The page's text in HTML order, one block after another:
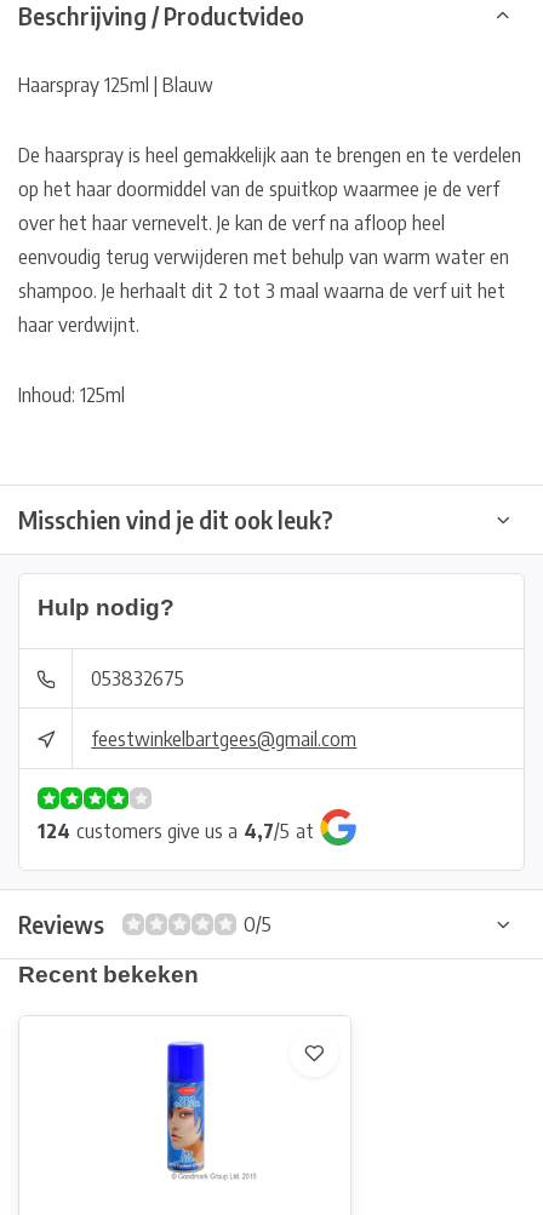
Beschrijving / Productvideo
Haarspray 125ml | Blauw
De haarspray is heel gemakkelijk aan te brengen en te verdelen
op het haar doormiddel van de spuitkop waarmee je de verf
over het haar vernevelt. Je kan de verf na afloop heel
eenvoudig terug verwijderen met behulp van warm water en
shampoo. Je herhaalt dit 2 tot 3 maal waarna de verf uit het
haar verdwijnt.
Inhoud: 125ml
Misschien vind je dit ook leuk?
Hulp nodig?
053832675
feestwinkelbartgees@gmail.com
124 customers give us a 4,7/5 at
Reviews
0/5
Recent bekeken